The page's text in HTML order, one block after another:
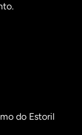
do Estoril